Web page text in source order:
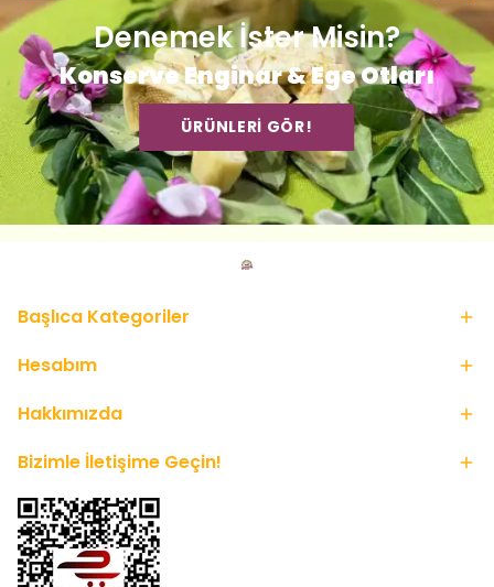
Denemek İster Misin?
Konserve Enginar & Ege Otları
ÜRÜNLERİ GÖR!
Başlıca Kategoriler
Hesabım
Hakkımızda
Bizimle İletişime Geçin!